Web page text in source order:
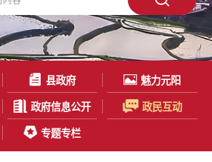
县政府 魅力元阳
政府信息公开 政民互动
专题专栏